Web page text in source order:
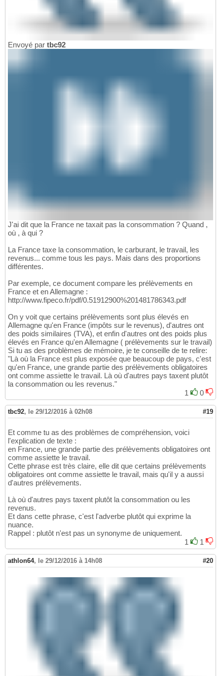
Envoyé par tbc92
J'ai dit que la France ne taxait pas la consommation ? Quand ,
où , à qui ?
La France taxe la consommation, le carburant, le travail, les
revenus... comme tous les pays. Mais dans des proportions
différentes.
Par exemple, ce document compare les prélèvements en
France et en Allemagne :
http://www.fipeco.fr/pdf/0.51912900%201481786343.pdf
On y voit que certains prélèvements sont plus élevés en
Allemagne qu'en France (impôts sur le revenus), d'autres ont
des poids similaires (TVA), et enfin d'autres ont des poids plus
élevés en France qu'en Allemagne ( prélèvements sur le travail)
Si tu as des problèmes de mémoire, je te conseille de te relire:
"Là où la France est plus exposée que beaucoup de pays, c'est
qu'en France, une grande partie des prélèvements obligatoires
ont comme assiette le travail. Là où d'autres pays taxent plutôt
la consommation ou les revenus."
1
0
tbc92, le 29/12/2016 à 02h08 #19
Et comme tu as des problèmes de compréhension, voici
l'explication de texte :
en France, une grande partie des prélèvements obligatoires ont
comme assiette le travail.
Cette phrase est très claire, elle dit que certains prélèvements
obligatoires ont comme assiette le travail, mais qu'il y a aussi
d'autres prélèvements.
Là où d'autres pays taxent plutôt la consommation ou les
revenus.
Et dans cette phrase, c'est l'adverbe plutôt qui exprime la
nuance.
Rappel : plutôt n'est pas un synonyme de uniquement.
1
1
athlon64, le 29/12/2016 à 14h08 #20